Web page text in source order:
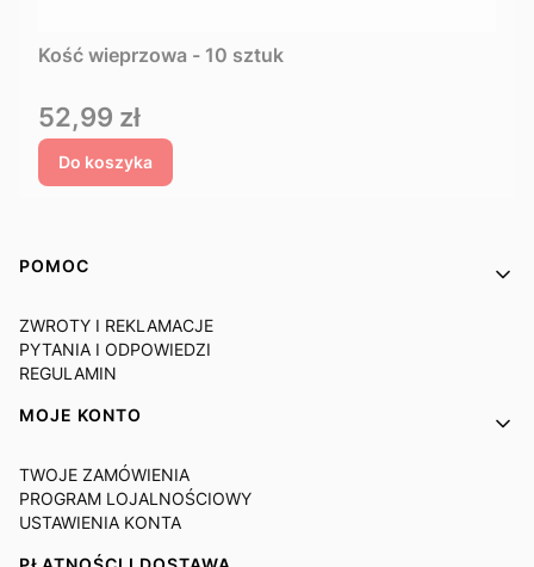
Kość wieprzowa - 10 sztuk
Cena
52,99 zł
Do koszyka
Linki w stopce
POMOC
ZWROTY I REKLAMACJE
PYTANIA I ODPOWIEDZI
REGULAMIN
MOJE KONTO
TWOJE ZAMÓWIENIA
PROGRAM LOJALNOŚCIOWY
USTAWIENIA KONTA